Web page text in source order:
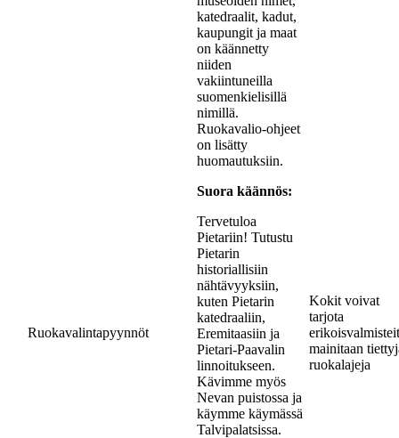
Ruokavalintapyynnöt
katedraalit, kadut,
kaupungit ja maat
on käännetty
niiden
vakiintuneilla
suomenkielisillä
nimillä.
Ruokavalio-ohjeet
on lisätty
huomautuksiin.
Suora käännös:
Tervetuloa
Pietariin! Tutustu
Pietarin
historiallisiin
nähtävyyksiin,
kuten Pietarin
katedraaliin,
Eremitaasiin ja
Pietari-Paavalin
linnoitukseen.
Kävimme myös
Nevan puistossa ja
käymme käymässä
Talvipalatsissa.
Kokit voivat
tarjota
mainitaan
ruokalajeja